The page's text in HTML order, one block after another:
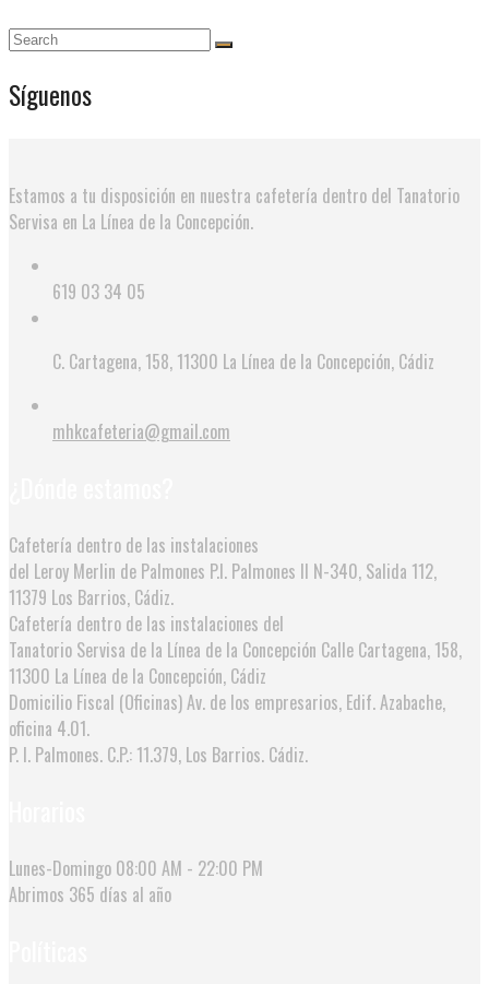
Síguenos
Estamos a tu disposición en nuestra cafetería dentro del Tanatorio
Servisa en La Línea de la Concepción.
619 03 34 05
C. Cartagena, 158, 11300 La Línea de la Concepción, Cádiz
mhkcafeteria@gmail.com
Cafetería dentro de las instalaciones
del Leroy Merlin de Palmones P.I. Palmones II N-340, Salida 112,
11379 Los Barrios, Cádiz.
Cafetería dentro de las instalaciones del
Tanatorio Servisa de la Línea de la Concepción Calle Cartagena, 158,
11300 La Línea de la Concepción, Cádiz
Domicilio Fiscal (Oficinas)Av. de los empresarios, Edif. Azabache,
oficina 4.01.
P. I. Palmones. C.P.: 11.379, Los Barrios. Cádiz.
Lunes-Domingo 08:00 AM - 22:00 PM
Abrimos 365 días al año